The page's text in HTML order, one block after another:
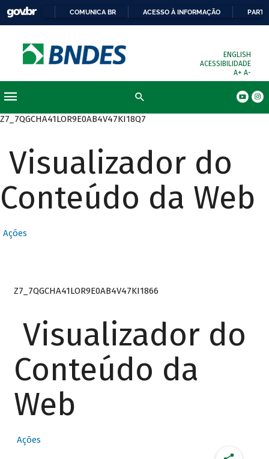
COMUNICA BR ACESSO À INFORMAÇÃO
ENGLISH
ACESSIBILIDADE
A+ A-
Z7_7QGCHA41LOR9E0AB4V47KI18Q7
Visualizador do
Conteúdo da Web
Ações
Z7_7QGCHA41LOR9E0AB4V47KI1866
Visualizador do
Conteúdo da
Web
Ações